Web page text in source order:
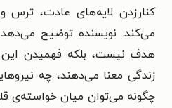
کنارزدن لایه‌های عادت،
می‌کند. نویسنده توضیح
هدف نیست، بلکه فهمیدن
زندگی معنا می‌دهند، چه
چگونه می‌توان میان خواسته‌ی